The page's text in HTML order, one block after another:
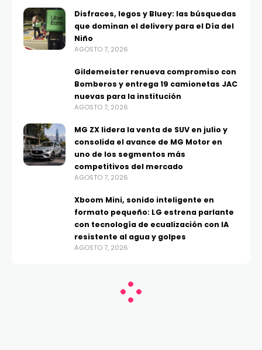
Disfraces, legos y Bluey: las búsquedas
que dominan el delivery para el Día del
Niño
AGOSTO 7, 2026
Gildemeister renueva compromiso con
Bomberos y entrega 19 camionetas JAC
nuevas para la institución
AGOSTO 7, 2026
MG ZX lidera la venta de SUV en julio y
consolida el avance de MG Motor en
uno de los segmentos más
competitivos del mercado
AGOSTO 7, 2026
Xboom Mini, sonido inteligente en
formato pequeño: LG estrena parlante
con tecnología de ecualización con IA
resistente al agua y golpes
AGOSTO 7, 2026